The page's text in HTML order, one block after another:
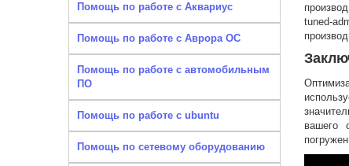
Помощь по работе с Аквариус
Помощь по работе с Аврора ОС
Помощь по работе с автомобильным
ПО
Помощь по работе с ubuntu
Помощь по сетевому оборудованию
tuned-
вашего